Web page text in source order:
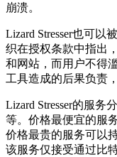
崩溃。
Lizard Stresser也可以
织在授权条款中指出
和网站，而用户不得
工具造成的后果负责
Lizard Stresser的服务
等。价格最便宜的服
价格最贵的服务可以
该服务仅接受通过比